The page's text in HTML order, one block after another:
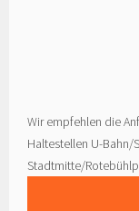
Wir empfehlen die
Haltestellen U-Bahn/
Stadtmitte/